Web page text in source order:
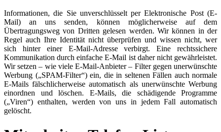
Informationen, die Sie unverschlüsselt per Elektronische Post (E-
Mail) an uns senden, können möglicherweise auf dem
Übertragungsweg von Dritten gelesen werden. Wir können in der
Regel auch Ihre Identität nicht überprüfen und wissen nicht, wer
sich hinter einer E-Mail-Adresse verbirgt. Eine rechtssichere
Kommunikation durch einfache E-Mail ist daher nicht gewährleistet.
Wir setzen – wie viele E-Mail-Anbieter – Filter gegen unerwünschte
Werbung („SPAM-Filter“) ein, die in seltenen Fällen auch normale
E-Mails fälschlicherweise automatisch als unerwünschte Werbung
einordnen und löschen. E-Mails, die schädigende Programme
(„Viren“) enthalten, werden von uns in jedem Fall automatisch
gelöscht.